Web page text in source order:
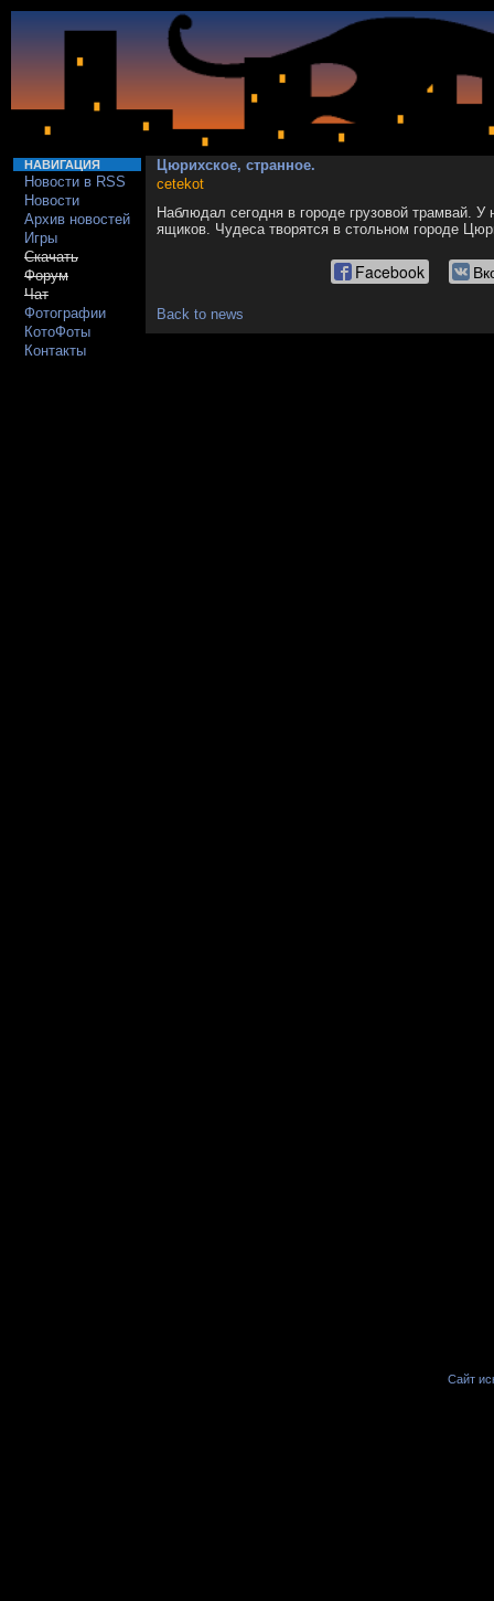
НАВИГАЦИЯ
Новости в RSS
Новости
Архив новостей
Игры
Скачать
Форум
Чат
Фотографии
КотоФоты
Контакты
Цюрихское, странное.
cetekot
Наблюдал сегодня в городе грузовой трамвай.
ящиков. Чудеса творятся в стольном городе
Facebook
Back to news
Сайт